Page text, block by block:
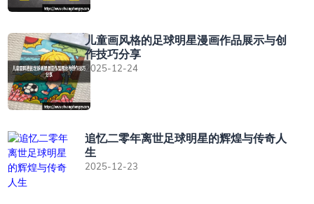
儿童画风格的足球明星漫画作品展示与创
作技巧分享
2025-12-24
追忆二零年离世足球明星的辉煌与传奇人
生
2025-12-23